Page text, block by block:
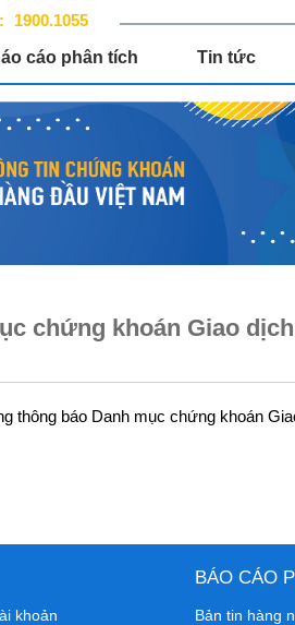
1900.1055
cáo phân tích Tin tức
chứng khoán Giao
thông báo Danh mục chứng khoán
khoản
BÁO CÁO
Bản tin hàng